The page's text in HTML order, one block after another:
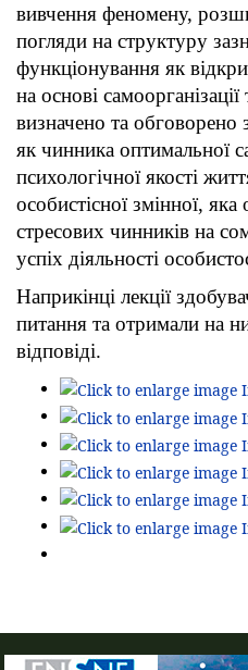
вивчення феномену,
погляди на структуру
функціонування як
на основі
визначено та обговорено
як чинника оптимальної
психологічної якості
особистісної змінної,
стресових чинників на
успіх діяльності
Наприкінці лекції
питання та отримали на
відповіді.